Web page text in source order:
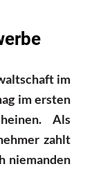
im
im ersten
Als
zahlt
niemanden